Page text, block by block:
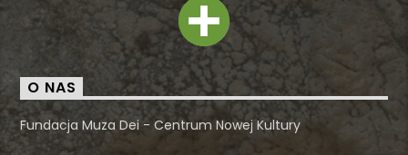
O NAS
Fundacja Muza Dei - Centrum Nowej Kultury